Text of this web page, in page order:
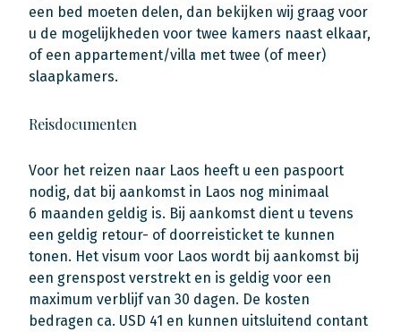
een bed moeten delen, dan bekijken wij graag voor
u de mogelijkheden voor twee kamers naast elkaar,
of een appartement/villa met twee (of meer)
slaapkamers.
Reisdocumenten
Voor het reizen naar Laos heeft u een paspoort
nodig, dat bij aankomst in Laos nog minimaal
6 maanden geldig is. Bij aankomst dient u tevens
een geldig retour- of doorreisticket te kunnen
tonen. Het visum voor Laos wordt bij aankomst bij
een grenspost verstrekt en is geldig voor een
maximum verblijf van 30 dagen. De kosten
bedragen ca. USD 41 en kunnen uitsluitend contant